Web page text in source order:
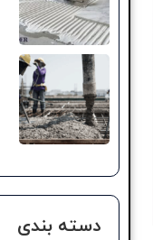
دسته بندی